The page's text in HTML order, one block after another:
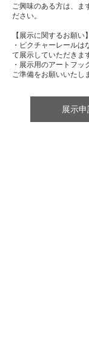
ご興味のある方は、ま
ださい。
【展示に関するお願い】
・ピクチャーレール
て展示していただきま
・展示用のアートフ
ご準備をお願いいたし
展示